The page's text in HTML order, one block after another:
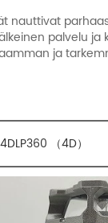
nauttivat
palvelu
ja
（4D）